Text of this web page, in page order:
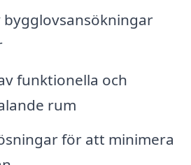
bygglovsansökningar
funktionella och
rum
för att minimera